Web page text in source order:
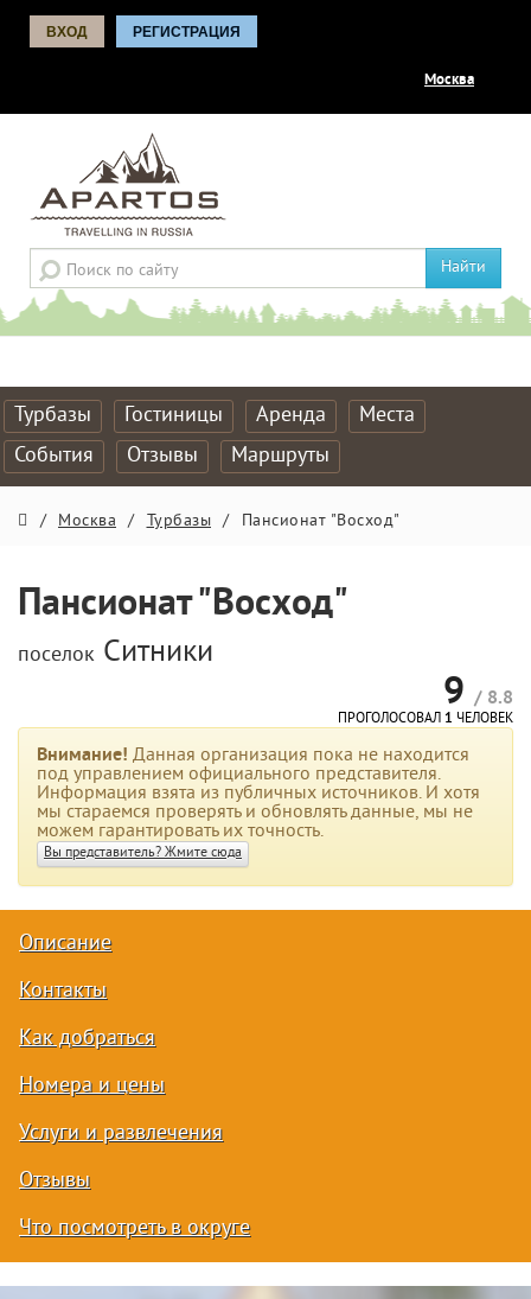
ВХОД РЕГИСТРАЦИЯ
Москва
Найти
Турбазы Гостиницы Аренда
Места
События
Отзывы Маршруты
/ Москва / Турбазы / Пансионат "Восход"
Пансионат "Восход"
поселок Ситники
9 / 8.8
ПРОГОЛОСОВАЛ 1 ЧЕЛОВЕК
Внимание! Данная организация пока не находится
под управлением официального представителя.
Информация взята из публичных источников. И хотя
мы стараемся проверять и обновлять данные, мы не
можем гарантировать их точность.
Вы представитель? Жмите сюда
Описание
Контакты
Как добраться
Номера и цены
Услуги и развлечения
Отзывы
Что посмотреть в округе